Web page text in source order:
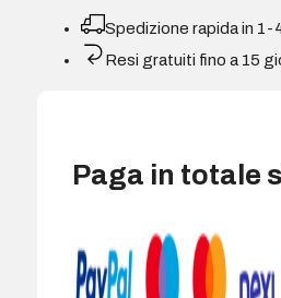
quantità
Spedizione rapida in 1-
Resi gratuiti fino a 15
Paga in totale